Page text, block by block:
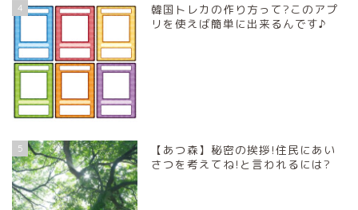
4
韓国トレカの作り方って?このアプ
リを使えば簡単に出来るんです♪
5
【あつ森】秘密の挨拶!住民にあい
さつを考えてね!と言われるには?